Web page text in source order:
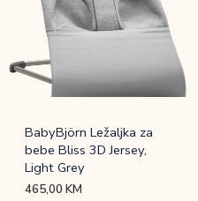
BabyBjörn Ležaljka za
bebe Bliss 3D Jersey,
Light Grey
465,00KM